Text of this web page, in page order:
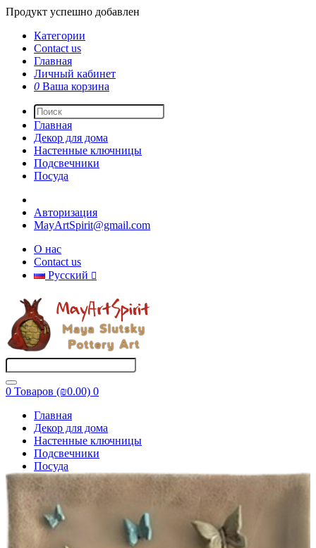
Продукт успешно добавлен
Категории
Contact us
Главная
Личный кабинет
0 Ваша корзина
Главная
Декор для дома
Настенные ключницы
Подсвечники
Посуда
Авторизация
MayArtSpirit@gmail.com
О нас
Contact us
Русский
0 Товаров (₪0.00) 0
Главная
Декор для дома
Настенные ключницы
Подсвечники
Посуда